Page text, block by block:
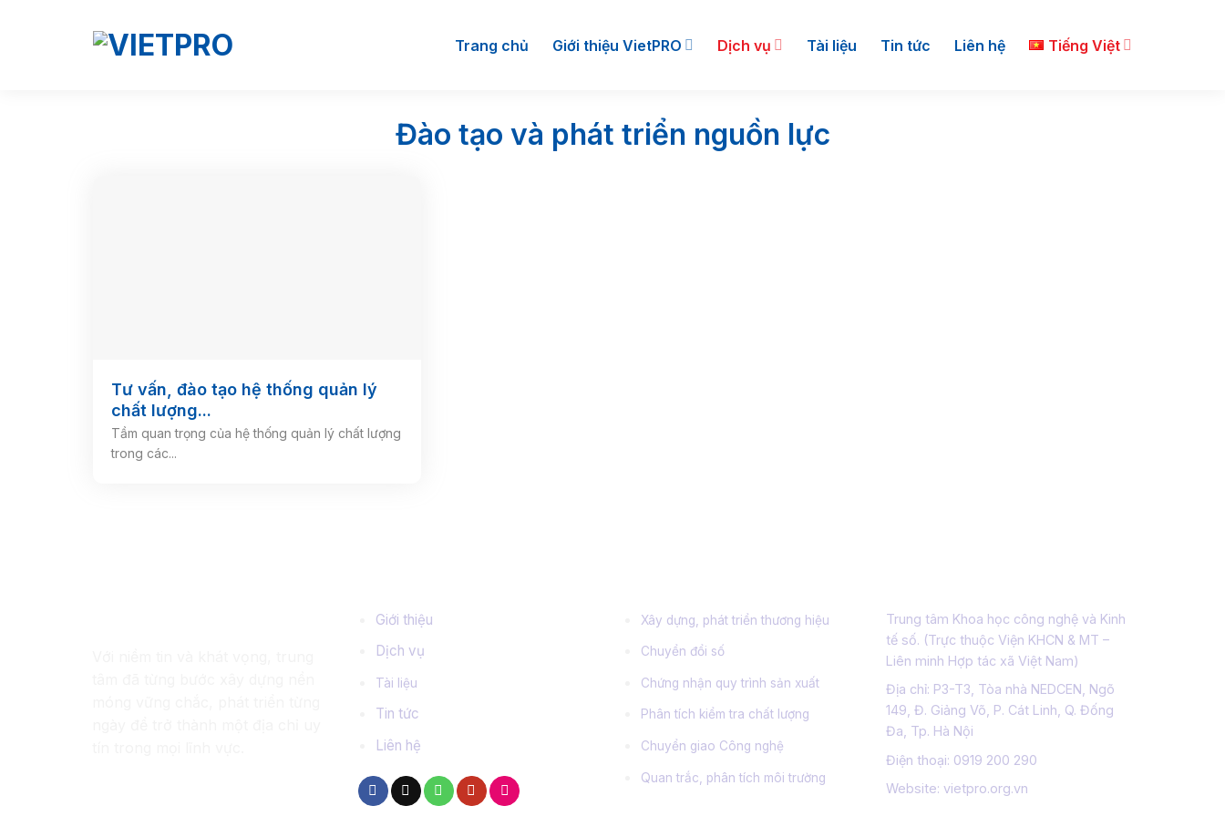
Trang chủ Giới thiệu VietPRO Dịch vụ Tài liệu Tin tức Liên hệ Tiếng Việt
Đào tạo và phát triển nguồn lực
Tư vấn, đào tạo hệ thống quản lý
chất lượng...
Tầm quan trọng của hệ thống quản lý chất lượng
trong các...
Giới thiệu
Dịch vụ
Tài liệu
Tin tức
Liên hệ
Xây dựng, phát triển thương hiệu
Chuyển đổi số
Chứng nhận quy trình sản xuất
Phân tích kiểm tra chất lượng
Chuyển giao Công nghệ
Quan trắc, phân tích môi trường
Trung tâm Khoa học công nghệ và Kinh
tế số. (Trực thuộc Viện KHCN & MT –
Liên minh Hợp tác xã Việt Nam)
Địa chỉ: P3-T3, Tòa nhà NEDCEN, Ngõ
149, Đ. Giảng Võ, P. Cát Linh, Q. Đống
Đa, Tp. Hà Nội
Điện thoại: 0919 200 290
Website: vietpro.org.vn